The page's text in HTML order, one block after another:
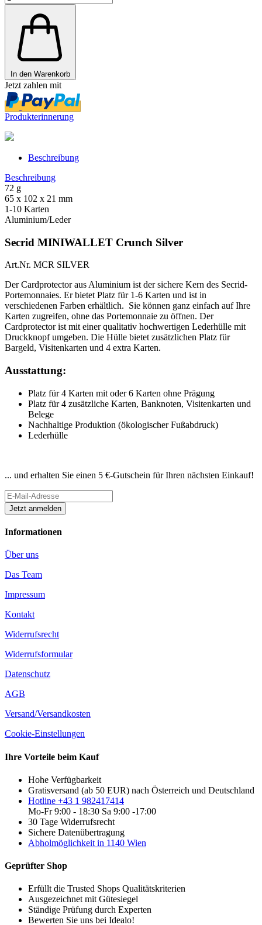
In den Warenkorb
Jetzt zahlen mit
Produkterinnerung
Beschreibung
Beschreibung
72 g
65 x 102 x 21 mm
1-10 Karten
Aluminium/Leder
Secrid MINIWALLET Crunch Silver
Art.Nr. MCR SILVER
Der Cardprotector aus Aluminium ist der sichere Kern des Secrid-
Portemonnaies. Er bietet Platz für 1-6 Karten und ist in
verschiedenen Farben erhältlich. Sie können ganz einfach auf Ihre
Karten zugreifen, ohne das Portemonnaie zu öffnen. Der
Cardprotector ist mit einer qualitativ hochwertigen Lederhülle mit
Druckknopf umgeben. Die Hülle bietet zusätzlichen Platz für
Bargeld, Visitenkarten und 4 extra Karten.
Ausstattung:
Platz für 4 Karten mit oder 6 Karten ohne Prägung
Platz für 4 zusätzliche Karten, Banknoten, Visitenkarten und
Belege
Nachhaltige Produktion (ökologischer Fußabdruck)
Lederhülle
... und erhalten Sie einen 5 €-Gutschein für Ihren nächsten Einkauf!
Informationen
Über uns
Das Team
Impressum
Kontakt
Widerrufsrecht
Widerrufsformular
Datenschutz
AGB
Versand/Versandkosten
Cookie-Einstellungen
Ihre Vorteile beim Kauf
Hohe Verfügbarkeit
Gratisversand (ab 50 EUR) nach Österreich und Deutschland
Hotline +43 1 982417414
Mo-Fr 9:00 - 18:30 Sa 9:00 -17:00
30 Tage Widerrufsrecht
Sichere Datenübertragung
Abholmöglichkeit in 1140 Wien
Geprüfter Shop
Erfüllt die Trusted Shops Qualitätskriterien
Ausgezeichnet mit Gütesiegel
Ständige Prüfung durch Experten
Bewerten Sie uns bei Idealo!